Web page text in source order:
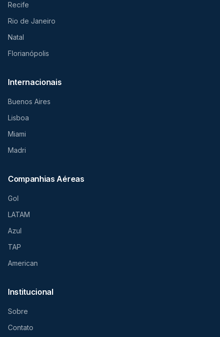
Recife
Rio de Janeiro
Natal
Florianópolis
Internacionais
Buenos Aires
Lisboa
Miami
Madri
Companhias Aéreas
Gol
LATAM
Azul
TAP
American
Institucional
Sobre
Contato